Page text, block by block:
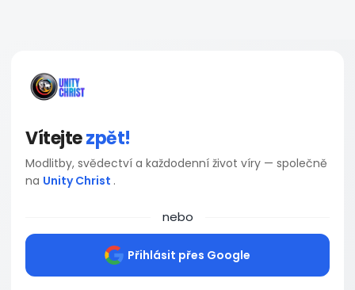
Vítejtezpět!
Modlitby, svědectví a každodenní život víry — společně
na Unity Christ .
nebo
Přihlásit přes Google